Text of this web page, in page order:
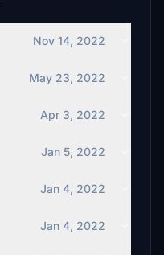
Nov 14, 2022
May 23, 2022
Apr 3, 2022
Jan 5, 2022
Jan 4, 2022
Jan 4, 2022